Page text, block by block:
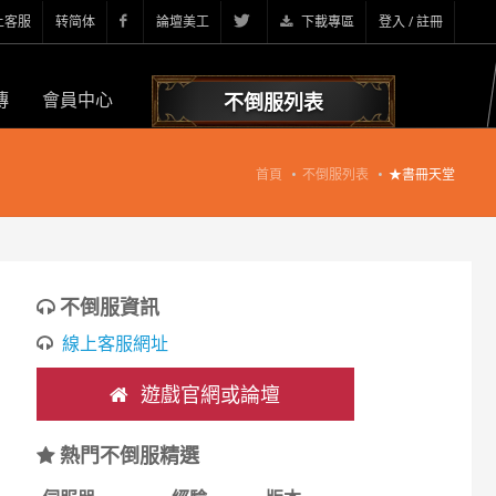
客服 转简体 論壇美工 下載專區 登入 / 註冊
會員中心 不倒服列表
首頁 不倒服列表 ★書冊天堂
不倒服資訊
線上客服網址
遊戲官網或論壇
熱門不倒服精選